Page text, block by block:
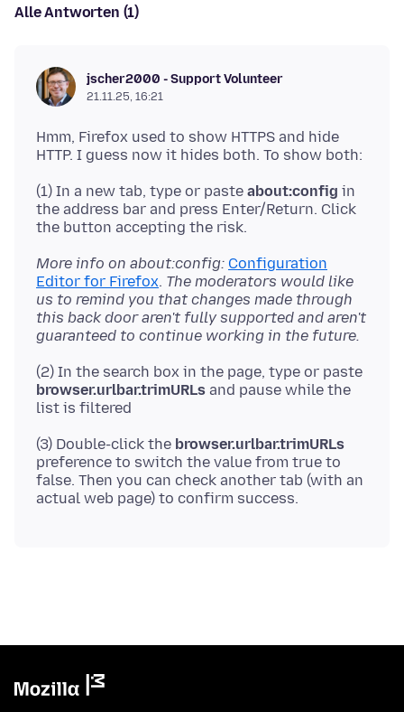
Alle Antworten (1)
jscher2000 - Support Volunteer
21.11.25, 16:21
Hmm, Firefox used to show HTTPS and hide
(1) In a new tab, type or paste about:config in
the address bar and press Enter/Return. Click
More info on about:config: Configuration
Editor for Firefox. The moderators would like
us to remind you that changes made through
this back door aren't fully supported and aren't
guaranteed to continue working in the future.
(2) In the search box in the page, type or paste
browser.urlbar.trimURLs and pause while the
(3) Double-click the browser.urlbar.trimURLs
preference to switch the value from true to
false. Then you can check another tab (with an